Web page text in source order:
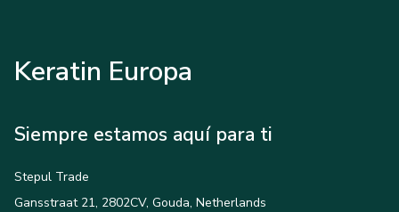
Keratin Europa
Siempre estamos aquí para ti
Stepul Trade
Gansstraat 21, 2802CV, Gouda, Netherlands